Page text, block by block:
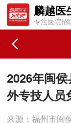
麟越医
专注医院招
2026年闽
外专技人员
来源：福州市闽